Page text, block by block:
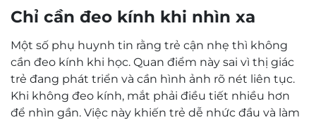
Chỉ cần đeo kính khi nhìn xa
Một số phụ huynh tin rằng trẻ cận nhẹ thì không
cần đeo kính khi học. Quan điểm này sai vì thị giác
trẻ đang phát triển và cần hình ảnh rõ nét liên tục.
Khi không đeo kính, mắt phải điều tiết nhiều hơn
để nhìn gần. Việc này khiến trẻ dễ nhức đầu và làm